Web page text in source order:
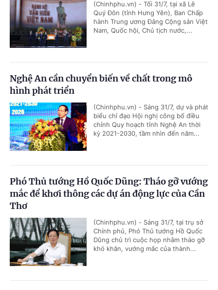
(Chinhphu.vn) - Tối 31/7, tại xã Lê
Quý Đôn (tỉnh Hưng Yên), Ban Chấp
hành Trung ương Đảng Cộng sản Việt
Nam, Quốc hội, Chủ tịch nước,...
Nghệ An cần chuyển biến về chất trong mô
hình phát triển
(Chinhphu.vn) - Sáng 31/7, dự và phát
biểu chỉ đạo Hội nghị công bố điều
chỉnh Quy hoạch tỉnh Nghệ An thời
kỳ 2021-2030, tầm nhìn đến năm...
Phó Thủ tướng Hồ Quốc Dũng: Tháo gỡ vướng
mắc để khơi thông các dự án động lực của Cần
Thơ
(Chinhphu.vn) - Sáng 31/7, tại trụ sở
Chính phủ, Phó Thủ tướng Hồ Quốc
Dũng chủ trì cuộc họp nhằm tháo gỡ
khó khăn, vướng mắc của thành...